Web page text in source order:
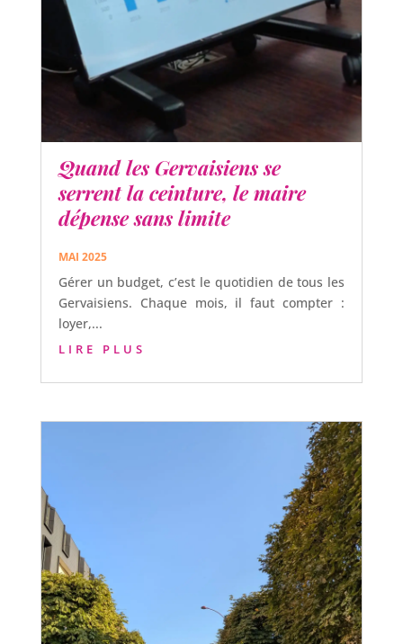
Quand les Gervaisiens se
serrent la ceinture, le maire
dépense sans limite
MAI 2025
Gérer un budget, c’est le quotidien de tous les
Gervaisiens. Chaque mois, il faut compter :
loyer,...
LIRE PLUS